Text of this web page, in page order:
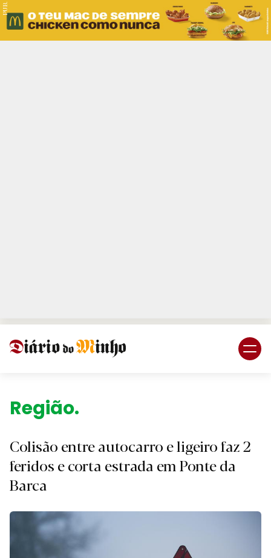
PUB.
Região.
Colisão entre autocarro e ligeiro faz 2
feridos e corta estrada em Ponte da
Barca